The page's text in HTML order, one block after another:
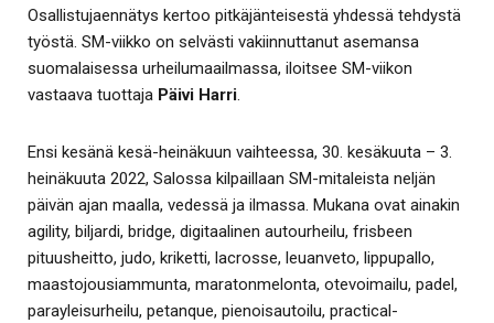
Osallistujaennätys kertoo pitkäjänteisestä yhdessä tehdystä
työstä. SM-viikko on selvästi vakiinnuttanut asemansa
suomalaisessa urheilumaailmassa, iloitsee SM-viikon
vastaava tuottaja Päivi Harri.
Ensi kesänä kesä-heinäkuun vaihteessa, 30. kesäkuuta – 3.
heinäkuuta 2022, Salossa kilpaillaan SM-mitaleista neljän
päivän ajan maalla, vedessä ja ilmassa. Mukana ovat ainakin
agility, biljardi, bridge, digitaalinen autourheilu, frisbeen
pituusheitto, judo, kriketti, lacrosse, leuanveto, lippupallo,
maastojousiammunta, maratonmelonta, otevoimailu, padel,
parayleisurheilu, petanque, pienoisautoilu, practical-